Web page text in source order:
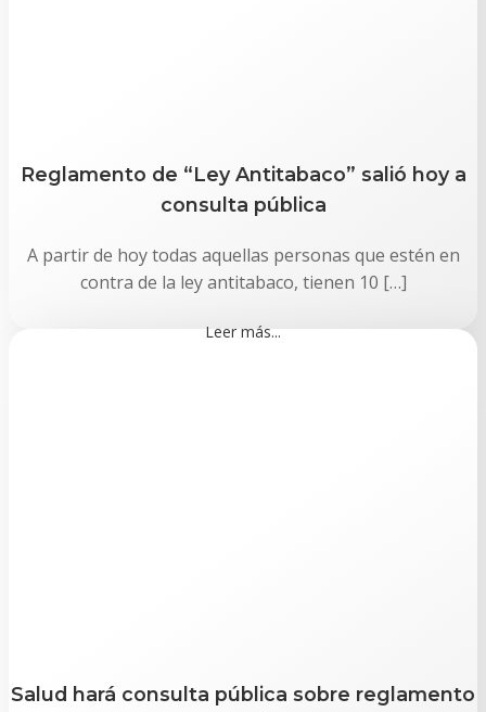
Reglamento de “Ley Antitabaco” salió hoy a
consulta pública
A partir de hoy todas aquellas personas que estén en
contra de la ley antitabaco, tienen 10 […]
Leer más...
Salud hará consulta pública sobre reglamento